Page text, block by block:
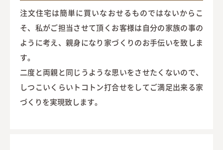
注文住宅は簡単に買いなおせるものではないからこ
そ、私がご担当させて頂くお客様は自分の家族の事の
ように考え、親身になり家づくりのお手伝いを致しま
す。
二度と両親と同じうような思いをさせたくないので、
しつこいくらいトコトン打合せをしてご満足出来る家
づくりを実現致します。